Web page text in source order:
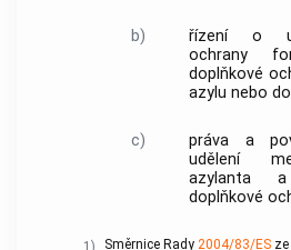
b)
řízení o
ochrany
doplňkové
azylu nebo
c)
práva a
udělení
azylanta
doplňkové
Směrnice Rady 2004/83/ESze